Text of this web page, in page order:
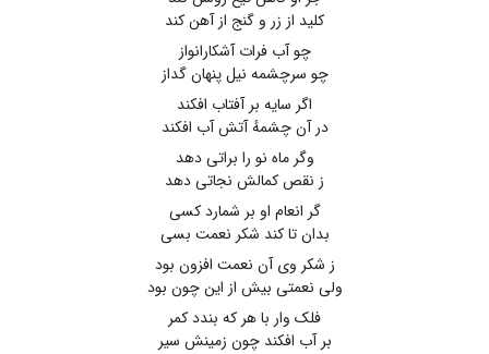
کلید از زر و گنج از آهن کند
چو آب فرات آشکارانواز
چو سرچشمه نیل پنهان گداز
اگر سایه بر آفتاب افکند
در آن چشمهٔ آتش آب افکند
وگر ماه نو را براتی دهد
ز نقص کمالش نجاتی دهد
گر انعام او بر شمارد کسی
بدان تا کند شکر نعمت بسی
ز شکر وی آن نعمت افزون بود
ولی نعمتی بیش از این چون بود
فلک وار با هر که بندد کمر
بر آب افکند چون زمینش سیر